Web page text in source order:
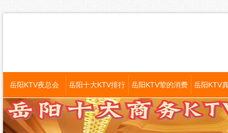
岳阳KTV夜总会 岳阳十大KTV排行 岳阳KTV荤的消费 岳阳KTV